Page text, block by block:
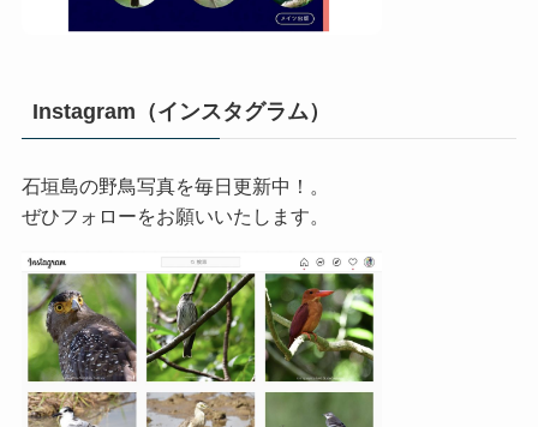
Instagram（インスタグラム）
石垣島の野鳥写真を毎日更新中！。
ぜひフォローをお願いいたします。